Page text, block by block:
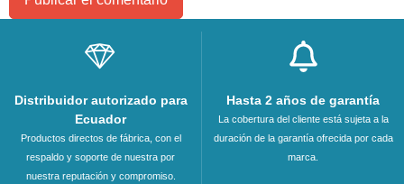
Distribuidor autorizado para
Ecuador
Productos directos de fábrica, con el
respaldo y soporte de nuestra por
nuestra reputación y compromiso.
Hasta 2 años de garantía
La cobertura del cliente está sujeta a la
duración de la garantía ofrecida por cada
marca.